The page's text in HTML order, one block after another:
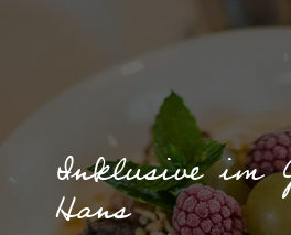
Inklusive im
Hans